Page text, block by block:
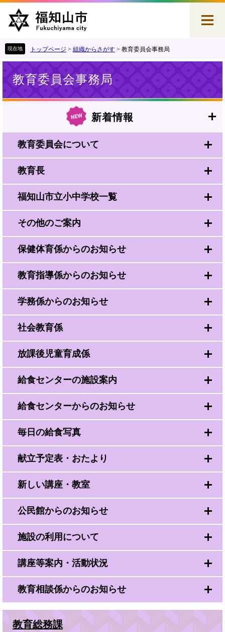
本
トップページ > 組織からさがす > 教育委員会事務局
教育委員会事務局
新着情報
教育委員会について
教育長
福知山市立小中学校一覧
その他のご案内
保健体育係からのお知らせ
教育指導係からのお知らせ
学務係からのお知らせ
社会教育係
放課後児童育成係
給食センターの施設案内
給食センターからのお知らせ
毎日の給食写真
献立予定表・おたより
新しい講座・教室
公民館からのお知らせ
施設の利用について
講座等案内・活動状況
教育相談係からのお知らせ
教育総務課